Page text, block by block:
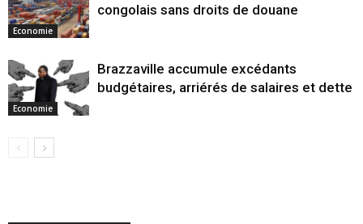
Economie
congolais sans droits de douane
Economie
Brazzaville accumule excédants
budgétaires, arriérés de salaires et dette